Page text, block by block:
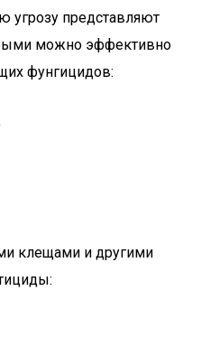
угрозу представляют
можно эффективно
фунгицидов:
клещами и другими